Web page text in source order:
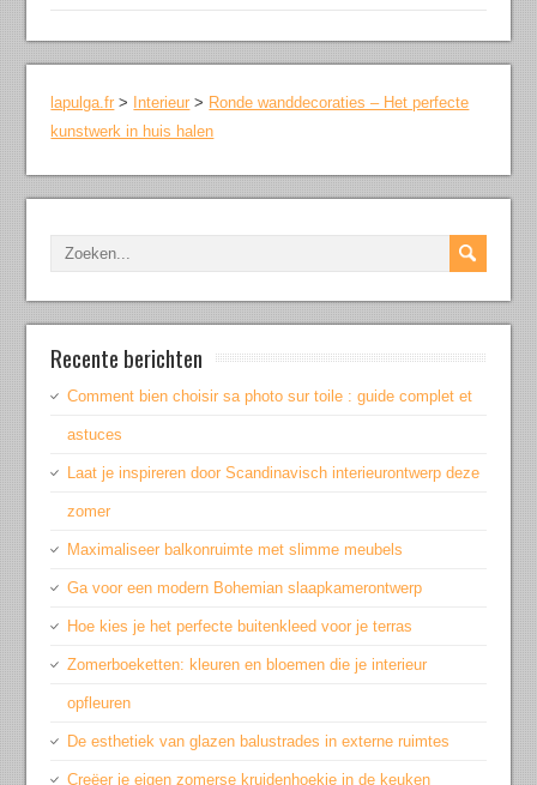
lapulga.fr > Interieur > Ronde wanddecoraties – Het perfecte
kunstwerk in huis halen
Recente berichten
Comment bien choisir sa photo sur toile : guide complet et
astuces
Laat je inspireren door Scandinavisch interieurontwerp deze
zomer
Maximaliseer balkonruimte met slimme meubels
Ga voor een modern Bohemian slaapkamerontwerp
Hoe kies je het perfecte buitenkleed voor je terras
Zomerboeketten: kleuren en bloemen die je interieur
opfleuren
De esthetiek van glazen balustrades in externe ruimtes
Creëer je eigen zomerse kruidenhoekje in de keuken